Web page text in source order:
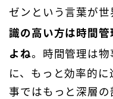
ゼンという言葉が世
識の高い方は時間
よね。時間管理は
に、もっと効率的
事ではもっと深層の